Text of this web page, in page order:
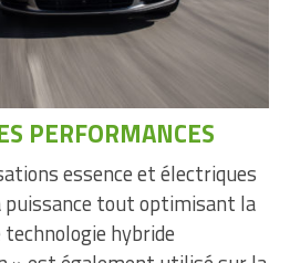
PERFORMANCES
essence et électriques
tout optimisant la
hybride